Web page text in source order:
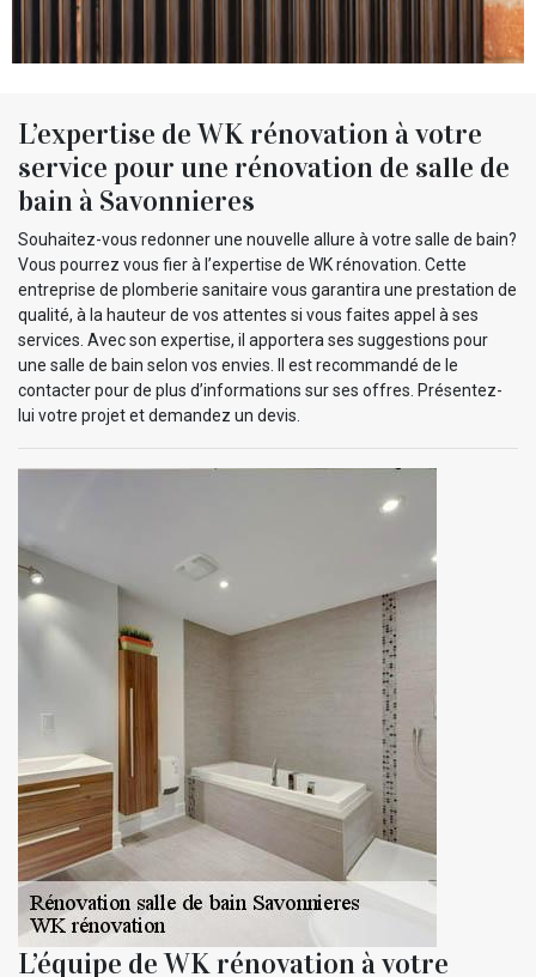
L’expertise de WK rénovation à votre
service pour une rénovation de salle de
bain à Savonnieres
Souhaitez-vous redonner une nouvelle allure à votre salle de bain?
Vous pourrez vous fier à l’expertise de WK rénovation. Cette
entreprise de plomberie sanitaire vous garantira une prestation de
qualité, à la hauteur de vos attentes si vous faites appel à ses
services. Avec son expertise, il apportera ses suggestions pour
une salle de bain selon vos envies. Il est recommandé de le
contacter pour de plus d’informations sur ses offres. Présentez-
lui votre projet et demandez un devis.
L’équipe de WK rénovation à votre